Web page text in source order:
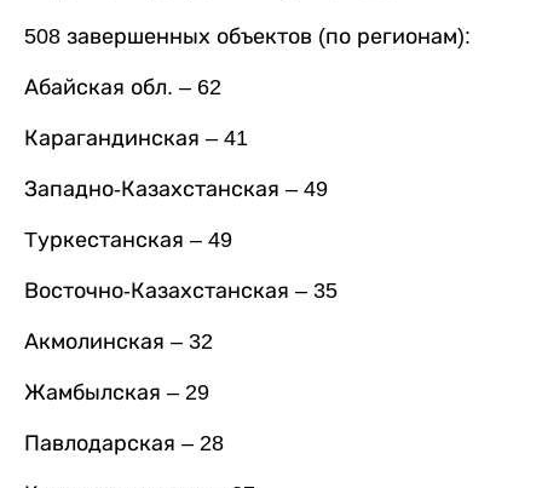
508 завершенных объектов (по регионам):
Абайская обл. – 62
Карагандинская – 41
Западно-Казахстанская – 49
Tуркестанская – 49
Восточно-Казахстанская – 35
Акмолинская – 32
Жамбылская – 29
Павлодарская – 28